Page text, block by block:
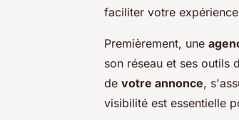
faciliter votre
Premièrement, une
son réseau et ses outils
de votre annonce,
visibilité est essentielle